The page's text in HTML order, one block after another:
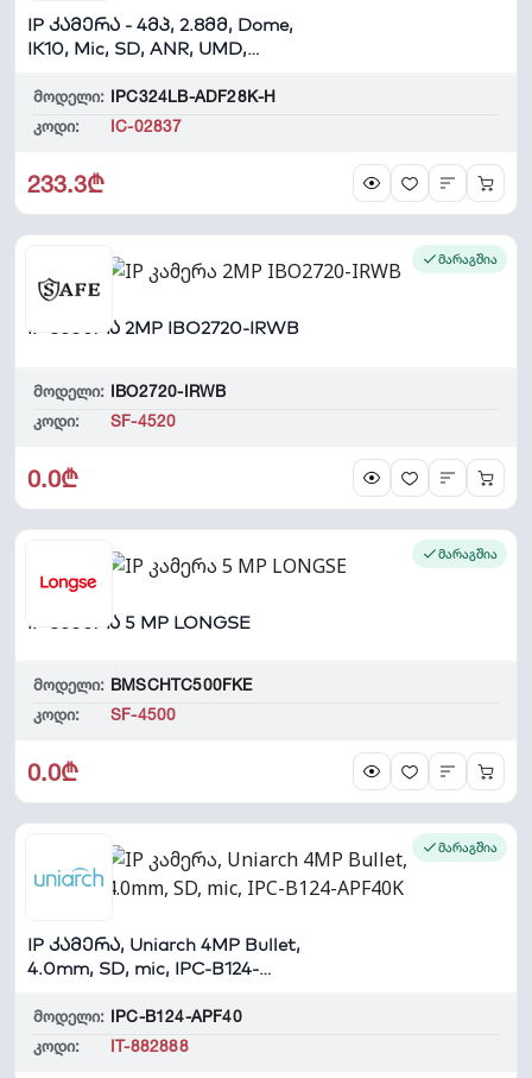
IP კამერა - 4მპ, 2.8მმ, Dome,
IK10, Mic, SD, ANR, UMD,
მოდელი: IPC324LB-ADF28K-H
კოდი:
IC-02837
233.3₾
მარაგშია
IP კამერა 2MP IBO2720-IRWB
მოდელი: IBO2720-IRWB
კოდი:
SF-4520
0.0₾
მარაგშია
IP კამერა 5 MP LONGSE
მოდელი: BMSCHTC500FKE
კოდი:
SF-4500
0.0₾
მარაგშია
IP კამერა, Uniarch 4MP Bullet,
4.0mm, SD, mic, IPC-B124-
მოდელი: IPC-B124-APF40
კოდი:
IT-882888